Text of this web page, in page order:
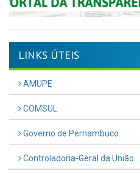
LINKS ÚTEIS
AMUPE
COMSUL
Governo de Pernambuco
Controladoria-Geral da União